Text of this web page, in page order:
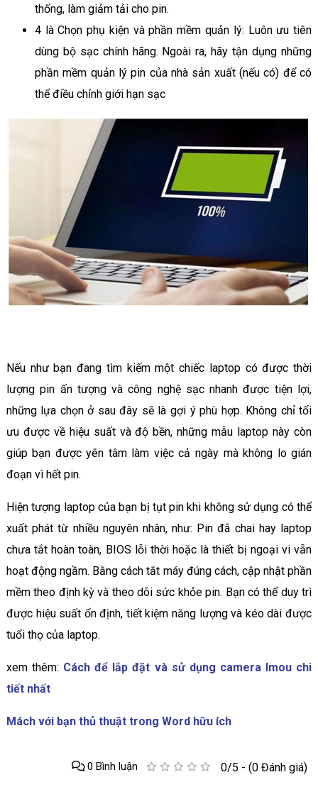
thống, làm giảm tải cho pin.
4 là Chọn phụ kiện và phần mềm quản lý: Luôn ưu tiên
dùng bộ sạc chính hãng. Ngoài ra, hãy tận dụng những
phần mềm quản lý pin của nhà sản xuất (nếu có) để có
thể điều chỉnh giới hạn sạc
Nếu như bạn đang tìm kiếm một chiếc laptop có được thời
lượng pin ấn tượng và công nghệ sạc nhanh được tiện lợi,
những lựa chọn ở sau đây sẽ là gợi ý phù hợp. Không chỉ tối
ưu được về hiệu suất và độ bền, những mẫu laptop này còn
giúp bạn được yên tâm làm việc cả ngày mà không lo gián
đoạn vì hết pin.
Hiện tượng laptop của bạn bị tụt pin khi không sử dụng có thể
xuất phát từ nhiều nguyên nhân, như: Pin đã chai hay laptop
chưa tắt hoàn toàn, BIOS lỗi thời hoặc là thiết bị ngoại vi vẫn
hoạt động ngầm. Bằng cách tắt máy đúng cách, cập nhật phần
mềm theo định kỳ và theo dõi sức khỏe pin. Bạn có thể duy trì
được hiệu suất ổn định, tiết kiệm năng lượng và kéo dài được
tuổi thọ của laptop.
xem thêm: Cách để lắp đặt và sử dụng camera Imou chi
tiết nhất
Mách với bạn thủ thuật trong Word hữu ích
0/5 - (0 Đánh giá)
0 Bình luận